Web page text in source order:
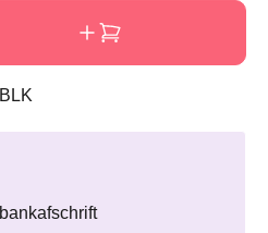
Voer de gewenste